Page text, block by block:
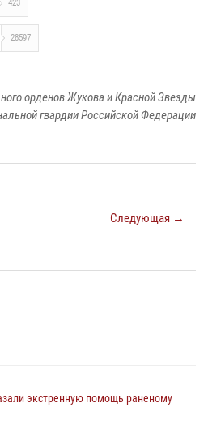
423
28597
орденов Жукова и Красной Звезды
гвардии Российской Федерации
Следующая →
экстренную помощь раненому